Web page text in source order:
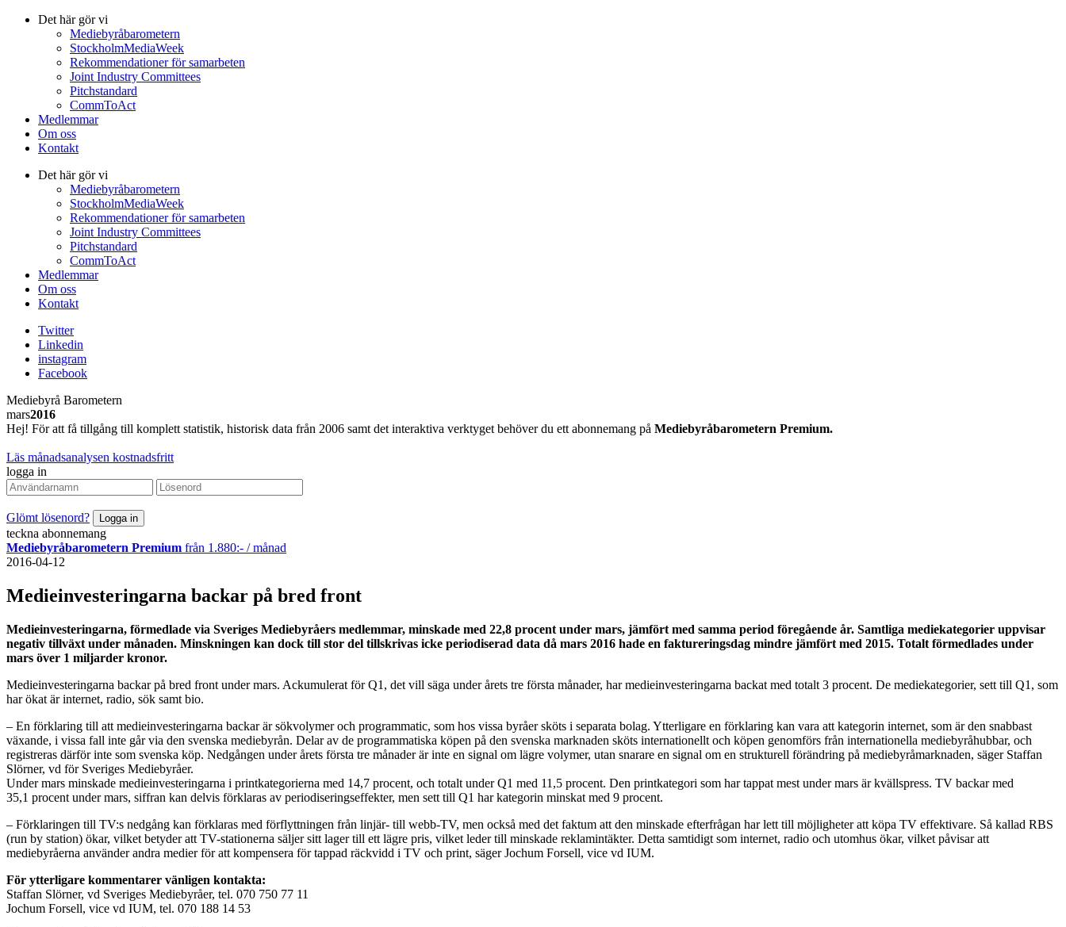
Det här gör vi
Mediebyråbarometern
StockholmMediaWeek
Rekommendationer för samarbeten
Joint Industry Committees
Pitchstandard
CommToAct
Medlemmar
Om oss
Kontakt
Det här gör vi
Mediebyråbarometern
StockholmMediaWeek
Rekommendationer för samarbeten
Joint Industry Committees
Pitchstandard
CommToAct
Medlemmar
Om oss
Kontakt
Twitter
Linkedin
instagram
Facebook
Mediebyrå Barometern
mars2016
Hej! För att få tillgång till komplett statistik, historisk data från 2006 samt det interaktiva verktyget behöver du ett abonnemang på Mediebyråbarometern Premium.
Läs månadsanalysen kostnadsfritt
logga in
Glömt lösenord?
teckna abonnemang
Mediebyråbarometern Premium från 1.880:- / månad
2016-04-12
Medieinvesteringarna backar på bred front
Medieinvesteringarna, förmedlade via Sveriges Mediebyråers medlemmar, minskade med 22,8 procent under mars, jämfört med samma period föregående år. Samtliga mediekategorier uppvisar
negativ tillväxt under månaden. Minskningen kan dock till stor del tillskrivas icke periodiserad data då mars 2016 hade en faktureringsdag mindre jämfört med 2015. Totalt förmedlades under
mars över 1 miljarder kronor.
Medieinvesteringarna backar på bred front under mars. Ackumulerat för Q1, det vill säga under årets tre första månader, har medieinvesteringarna backat med totalt 3 procent. De mediekategorier, sett till Q1, som
har ökat är internet, radio, sök samt bio.
– En förklaring till att medieinvesteringarna backar är sökvolymer och programmatic, som hos vissa byråer sköts i separata bolag. Ytterligare en förklaring kan vara att kategorin internet, som är den snabbast
växande, i vissa fall inte går via den svenska mediebyrån. Delar av de programmatiska köpen på den svenska marknaden sköts internationellt och köpen genomförs från internationella mediebyråhubbar, och
registreras därför inte som svenska köp. Nedgången under årets första tre månader är inte en signal om lägre volymer, utan snarare en signal om en strukturell förändring på mediebyråmarknaden, säger Staffan
Slörner, vd för Sveriges Mediebyråer.
Under mars minskade medieinvesteringarna i printkategorierna med 14,7 procent, och totalt under Q1 med 11,5 procent. Den printkategori som har tappat mest under mars är kvällspress. TV backar med
35,1 procent under mars, siffran kan delvis förklaras av periodiseringseffekter, men sett till Q1 har kategorin minskat med 9 procent.
– Förklaringen till TV:s nedgång kan förklaras med förflyttningen från linjär- till webb-TV, men också med det faktum att den minskade efterfrågan har lett till möjligheter att köpa TV effektivare. Så kallad RBS
(run by station) ökar, vilket betyder att TV-stationerna säljer sitt lager till ett lägre pris, vilket leder till minskade reklamintäkter. Detta samtidigt som internet, radio och utomhus ökar, vilket påvisar att
mediebyråerna använder andra medier för att kompensera för tappad räckvidd i TV och print, säger Jochum Forsell, vice vd IUM.
För ytterligare kommentarer vänligen kontakta:
Staffan Slörner, vd Sveriges Mediebyråer, tel. 070 750 77 11
Jochum Forsell, vice vd IUM, tel. 070 188 14 53